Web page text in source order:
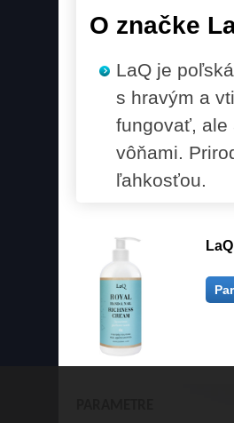
O značke
LaQ je
s hravým a
fungovať, ale
vôňami.
ľahkosťou.